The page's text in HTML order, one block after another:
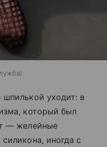
шпилькой уходит: в
который был
— желейные
иногда с